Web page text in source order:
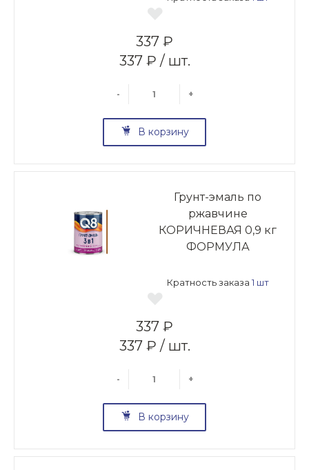
337 ₽
337 ₽ / шт.
- +
В корзину
Грунт-эмаль по
ржавчине
КОРИЧНЕВАЯ 0,9 кг
ФОРМУЛА
Кратность заказа 1 шт
337 ₽
337 ₽ / шт.
- +
В корзину